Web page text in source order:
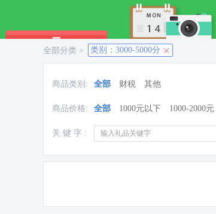
全部分类 > 类别：3000-5000分
商品类别: 全部 财税 其他
商品价格: 全部 1000元以下 1000-2000元
关 键 字 :